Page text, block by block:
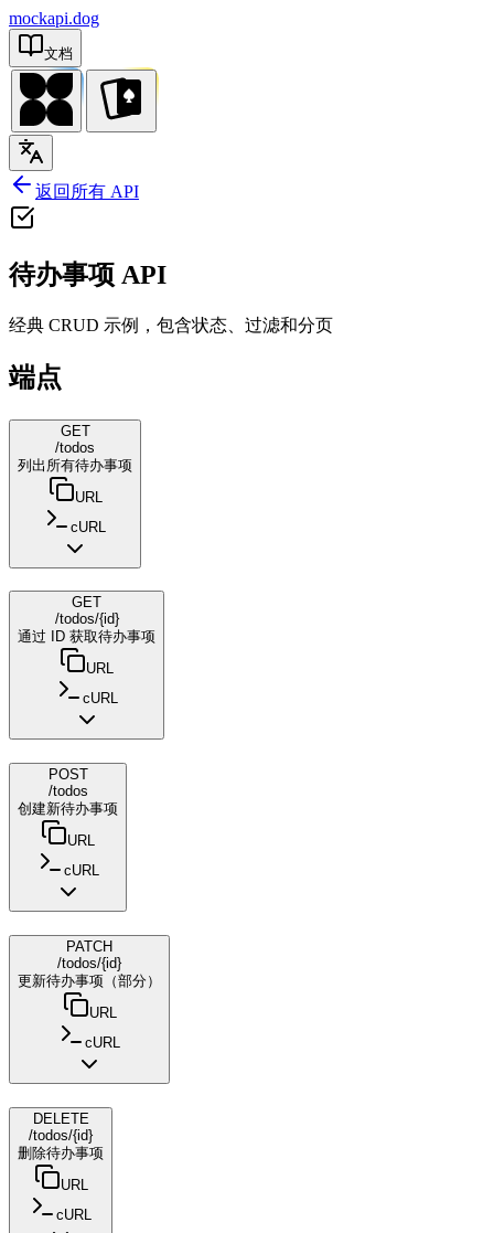
mockapi.dog
文档
返回所有 API
待办事项 API
经典 CRUD 示例，包含状态、过滤和分页
端点
GET
/todos
列出所有待办事项
URL
cURL
GET
/todos/{id}
通过 ID 获取待办事项
URL
cURL
POST
/todos
创建新待办事项
URL
cURL
PATCH
/todos/{id}
更新待办事项（部分）
URL
cURL
DELETE
/todos/{id}
删除待办事项
URL
cURL